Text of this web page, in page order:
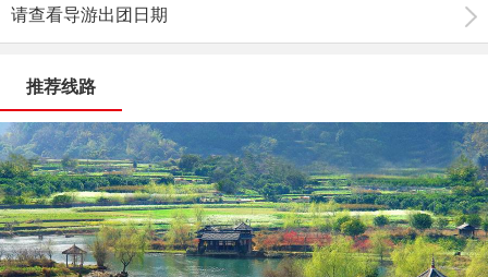
请查看导游出团日期
推荐线路